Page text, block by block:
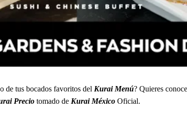
de tus bocados favoritos del KuraiMenú? Quieres
Precio tomado de Kurai México Oficial.